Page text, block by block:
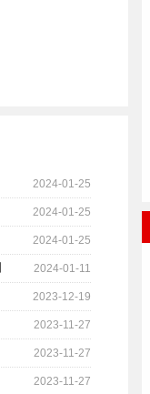
2024-01-25
2024-01-25
2024-01-25
2024-01-11
2023-12-19
2023-11-27
2023-11-27
2023-11-27